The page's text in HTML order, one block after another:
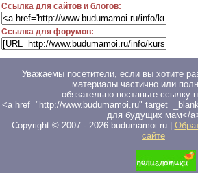
Ссылка для сайтов и блогов:
Ссылка для форумов:
Уважаемы посетители, если вы хотите
материалы частично или
обязательно поставьте ссылку
<a href="http://www.budumamoi.ru"
для будущих мам</
Copyright © 2007 - 2026budumamoi.ru |
сайте